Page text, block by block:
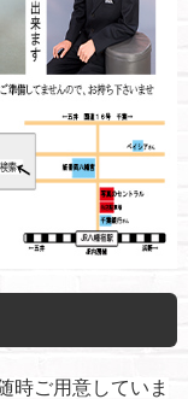
時ご用意していま